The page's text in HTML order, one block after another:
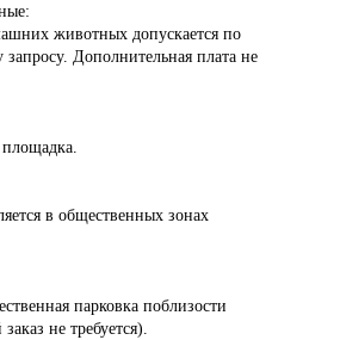
животных допускается по
запросу. Дополнительная плата не
площадка.
в общественных зонах
парковка поблизости
не требуется).